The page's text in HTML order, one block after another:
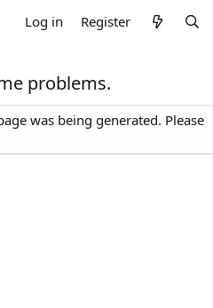
Log in Register
problems.
was being generated. Please